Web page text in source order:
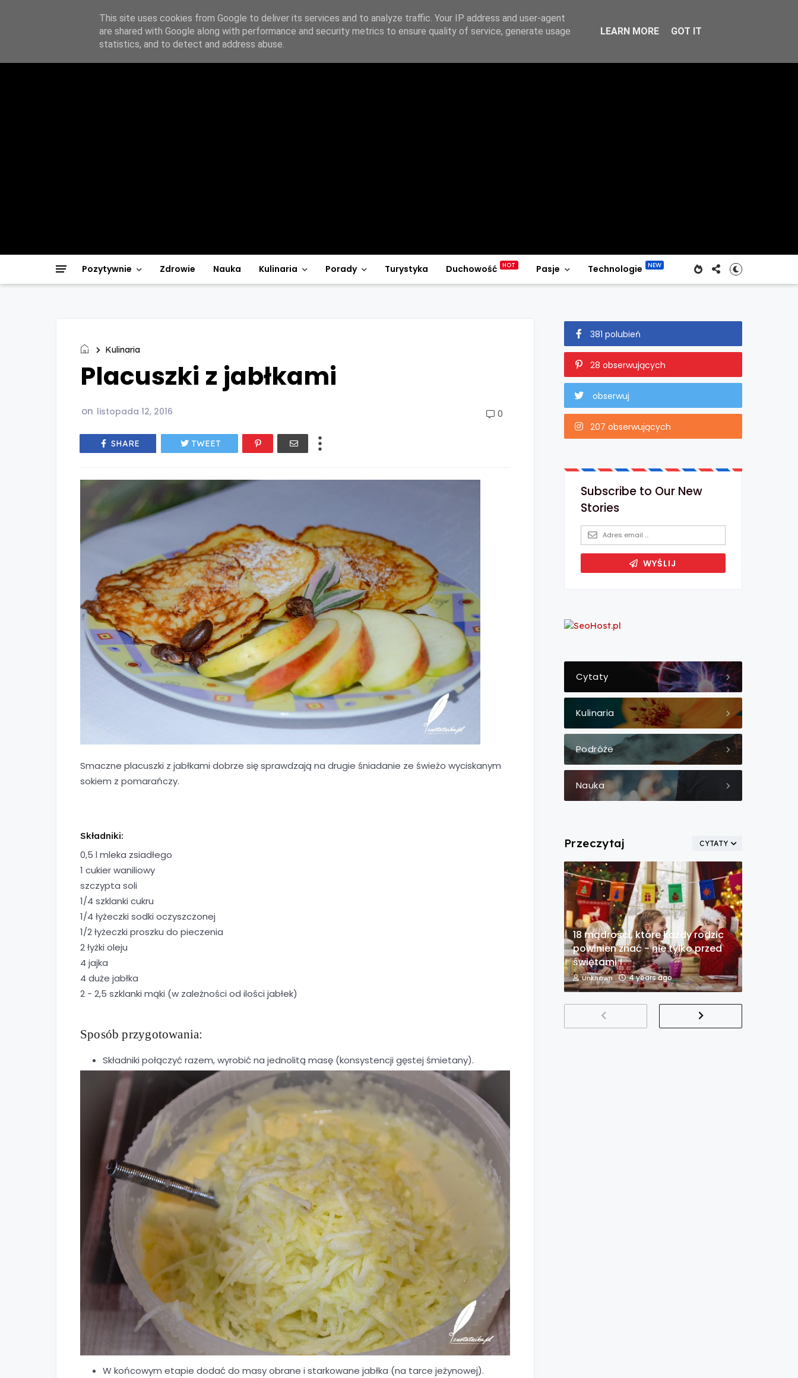
Z notatnika O MNIE PODAJ DALEJ ŹRÓDŁA KONTAKT
Pozytywnie Zdrowie Nauka Kulinaria Porady Turystyka Duchowość Pasje Technologie
Kulinaria
Placuszki z jabłkami
on listopada 12, 2016 0
SHARE TWEET
Smaczne placuszki z jabłkami dobrze się sprawdzają na drugie śniadanie ze świeżo wyciskanym
sokiem z pomarańczy.
Składniki:
0,5 l mleka zsiadłego
1 cukier waniliowy
szczypta soli
1/4 szklanki cukru
1/4 łyżeczki sodki oczyszczonej
1/2 łyżeczki proszku do pieczenia
2 łyżki oleju
4 jajka
4 duże jabłka
2 - 2,5 szklanki mąki (w zależności od ilości jabłek)
Sposób przygotowania:
Składniki połączyć razem, wyrobić na jednolitą masę (konsystencji gęstej śmietany).
W końcowym etapie dodać do masy obrane i starkowane jabłka (na tarce jeżynowej).
381 polubień
28 obserwujących
obserwuj
207 obserwujących
Cytaty
Kulinaria
Podróże
Nauka
CYTATY
Przeczytaj
18 mądrości, które każdy rodzic
powinien znać - nie tylko przed
świętami !
Unknown 4 years ago
This site uses cookies from Google to deliver its services and to analyze traffic. Your IP address and user-agent
are shared with Google along with performance and security metrics to ensure quality of service, generate usage
statistics, and to detect and address abuse.
LEARN MORE GOT IT